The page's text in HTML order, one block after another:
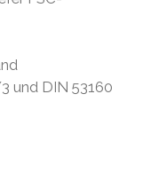
und DIN 53160